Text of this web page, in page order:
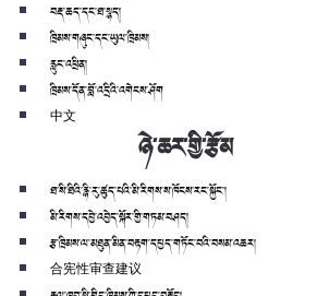
བརྡ་ཆད་དང་ཐ་སྙད།
ཁྲིམས་གཞུང་དང་ཡུལ་ཁྲིམས།
རླུང་འཕྲིན།
ཁྲིམས་དོན་བློ་འདྲིའི་འགེངས་ཤོག
中文
ཉེ་ཆར་གྱི་རྩོམ
ཐ་སི་ཐིའི་རྙི་རུ་ཚུད་པའི་མི་རིགས་ས་ཁོངས་རང་སྐྱོང་།
མི་རིགས་དབྱེ་འབྱེད་སྐོར་གྱི་གཏམ་བཤད།
རྩ་ཁྲིམས་ལ་མཐུན་མིན་བརྟག་དཔྱད་གཏོང་བའི་བསམ་འཆར།
合宪性审查建议